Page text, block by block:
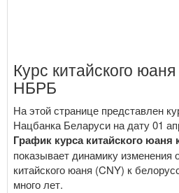
Курс китайского
НБРБ
На этой странице представлен
Нацбанка Беларуси на дату 01
График курса китайского
показывает динамику изменения
китайского юаня (CNY) к
много лет.